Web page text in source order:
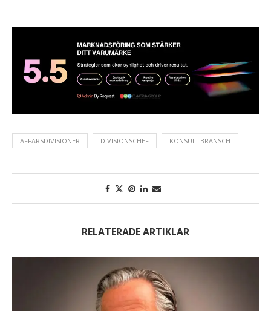
AFFÄRSDIVISIONER DIVISIONSCHEF KONSULTBRANSCH
RELATERADE ARTIKLAR